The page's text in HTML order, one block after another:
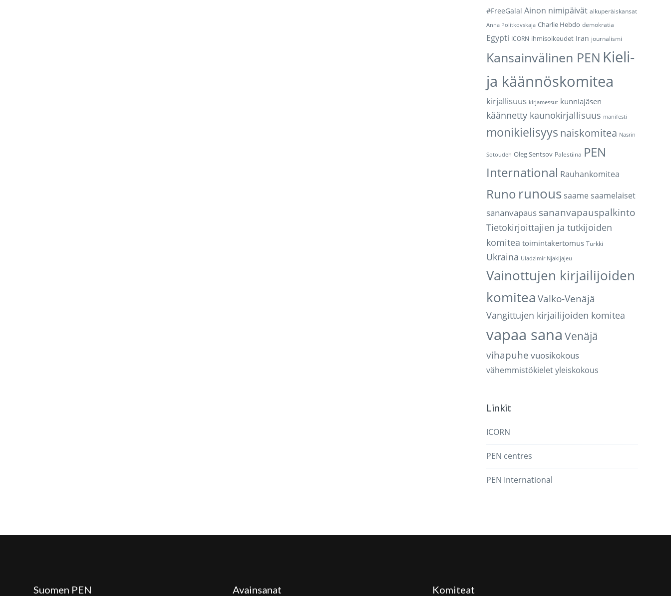
#FreeGalal Ainon nimipäivät alkuperäiskansat
Anna Politkovskaja Charlie Hebdo demokratia
Egypti ICORN ihmisoikeudet Iran journalismi
Kansainvälinen PEN Kieli-
ja käännöskomitea
kirjallisuus kirjamessut kunniajäsen
käännetty kaunokirjallisuus manifesti
monikielisyys naiskomitea Nasrin
Sotoudeh Oleg Sentsov Palestiina PEN
International Rauhankomitea
Runo runous saame saamelaiset
sananvapaus sananvapauspalkinto
Tietokirjoittajien ja tutkijoiden
komitea toimintakertomus Turkki
Ukraina Uladzimir Njakljajeu
Vainottujen kirjailijoiden
komitea Valko-Venäjä
Vangittujen kirjailijoiden komitea
vapaa sana Venäjä
vihapuhe vuosikokous
vähemmistökieletyleiskokous
Linkit
ICORN
PEN centres
PEN International
Suomen PEN Avainsanat Komiteat